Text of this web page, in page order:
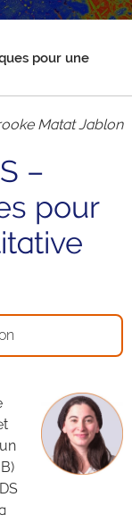
pour une
Matat Jablon
–
pour